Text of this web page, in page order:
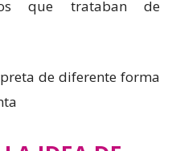
que trataban de
de diferente forma